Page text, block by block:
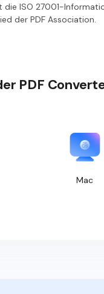
die ISO 27001-
der PDF Association.
PDF
Mac